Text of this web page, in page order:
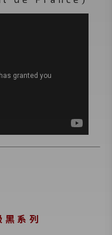
黑系列